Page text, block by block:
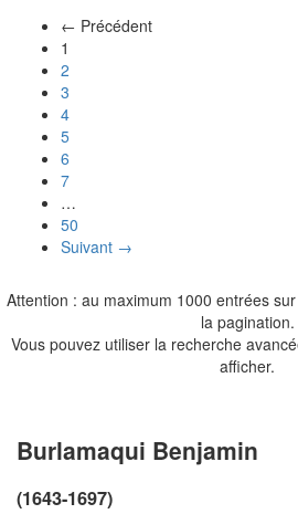
← Précédent
1
2
3
4
5
6
7
…
50
Suivant →
Attention : au maximum 1000 entrées
la pagination.
Vous pouvez utiliser la recherche
afficher.
Burlamaqui Benjamin
(1643-1697)